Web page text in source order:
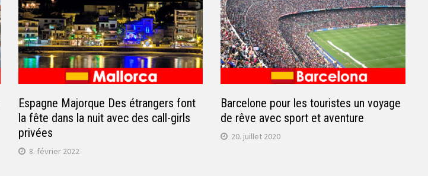
Espagne Majorque Des étrangers font
la fête dans la nuit avec des call-girls
privées
8. février 2022
Barcelone pour les touristes un voyage
de rêve avec sport et aventure
20. juillet 2020